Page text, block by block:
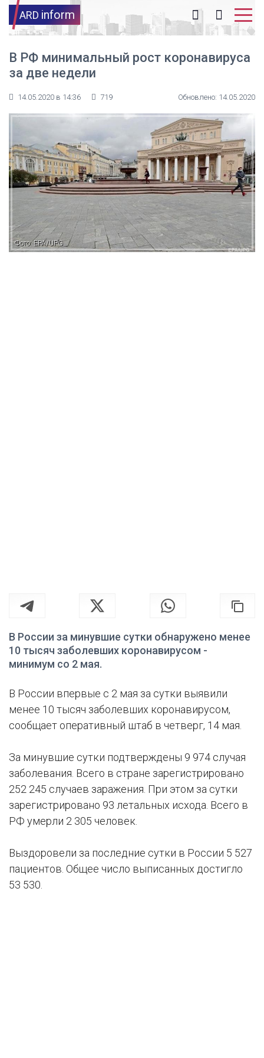
ARD inform
В РФ минимальный рост коронавируса
за две недели
14.05.2020 в 14:36 719 Обновлено: 14.05.2020
Фото: EPA/UPG
В России за минувшие сутки обнаружено менее
10 тысяч заболевших коронавирусом -
минимум со 2 мая.
В России впервые с 2 мая за сутки выявили
менее 10 тысяч заболевших коронавирусом,
сообщает оперативный штаб в четверг, 14 мая.
За минувшие сутки подтверждены 9 974 случая
заболевания. Всего в стране зарегистрировано
252 245 случаев заражения. При этом за сутки
зарегистрировано 93 летальных исхода. Всего в
РФ умерли 2 305 человек.
Выздоровели за последние сутки в России 5 527
пациентов. Общее число выписанных достигло
53 530.